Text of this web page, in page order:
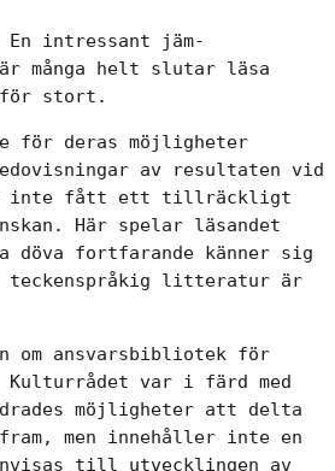
En intressant jäm-
många helt slutar läsa
för stort.
för deras möjligheter
av resultaten vid
inte fått ett tillräckligt
Här spelar läsandet
fortfarande känner sig
teckenspråkig litteratur är
om ansvarsbibliotek för
Kulturrådet var i färd med
möjligheter att delta
men innehåller inte en
till utvecklingen av